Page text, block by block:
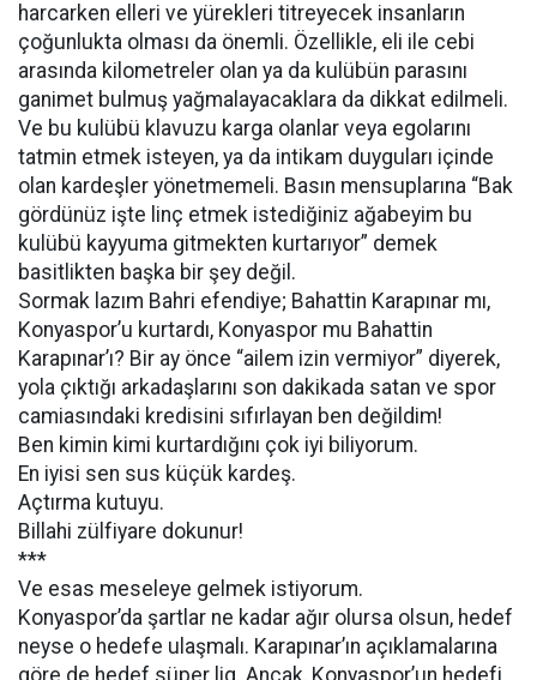
harcarken elleri ve yürekleri titreyecek insanların
çoğunlukta olması da önemli. Özellikle, eli ile cebi
arasında kilometreler olan ya da kulübün parasını
ganimet bulmuş yağmalayacaklara da dikkat edilmeli.
Ve bu kulübü klavuzu karga olanlar veya egolarını
tatmin etmek isteyen, ya da intikam duyguları içinde
olan kardeşler yönetmemeli. Basın mensuplarına “Bak
gördünüz işte linç etmek istediğiniz ağabeyim bu
kulübü kayyuma gitmekten kurtarıyor” demek
basitlikten başka bir şey değil.
Sormak lazım Bahri efendiye; Bahattin Karapınar mı,
Konyaspor’u kurtardı, Konyaspor mu Bahattin
Karapınar’ı? Bir ay önce “ailem izin vermiyor” diyerek,
yola çıktığı arkadaşlarını son dakikada satan ve spor
camiasındaki kredisini sıfırlayan ben değildim!
Ben kimin kimi kurtardığını çok iyi biliyorum.
En iyisi sen sus küçük kardeş.
Açtırma kutuyu.
Billahi zülfiyare dokunur!
***
Ve esas meseleye gelmek istiyorum.
Konyaspor’da şartlar ne kadar ağır olursa olsun, hedef
neyse o hedefe ulaşmalı. Karapınar’ın açıklamalarına
göre de hedef süper lig. Ancak, Konyaspor’un hedefi